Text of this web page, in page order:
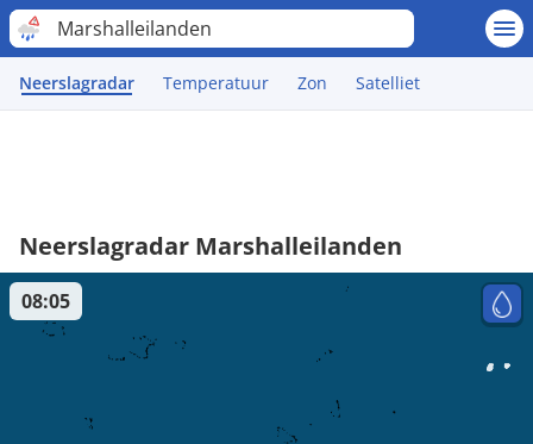
Marshalleilanden
Neerslagradar Temperatuur Zon Satelliet
Neerslagradar Marshalleilanden
08:05